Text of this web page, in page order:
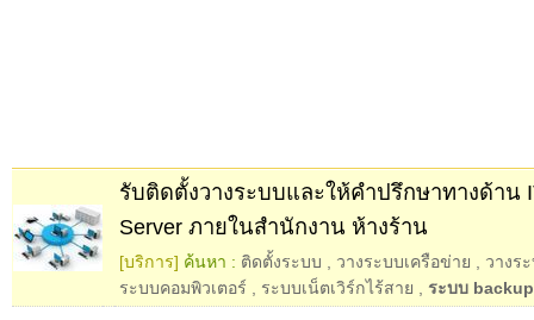
รับติดตั้งวางระบบและให้คำปรึกษาทางด้าน
Server ภายในสำนักงาน ห้างร้าน
[บริการ] ค้นหา : ติดตั้งระบบ วางระบบเครือข่าย
วางร
ระบบคอมพิวเตอร์
ระบบเน็ตเวิร์กไร้สาย ระบบ